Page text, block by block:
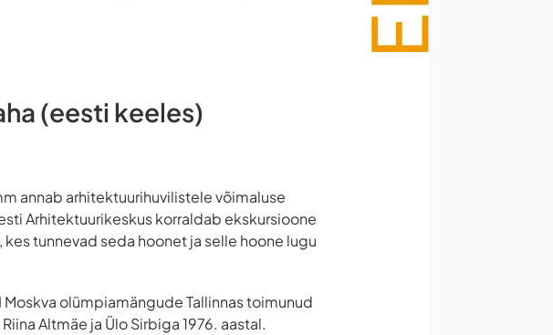
(eesti keeles)
annab arhitektuurihuvilistele võimaluse
Arhitektuurikeskus korraldab ekskursioone
tunnevad seda hoonet ja selle hoone lugu
olümpiamängude Tallinnas toimunud
Altmäe ja Ülo Sirbiga 1976. aastal.